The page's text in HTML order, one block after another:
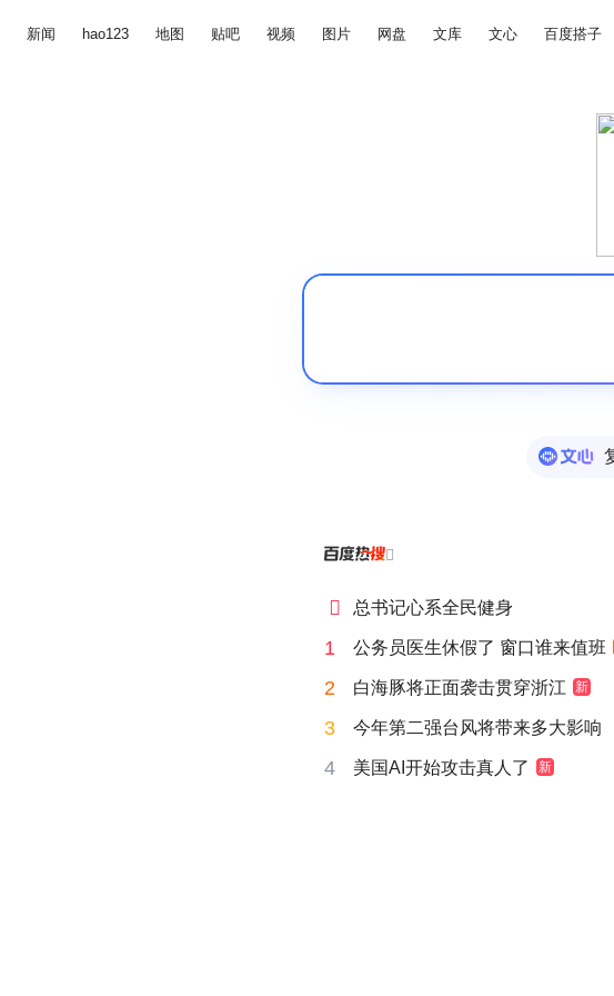
新闻 hao123 地图 贴吧 视频 图片 网盘 文库 文心 百度搭子

 总书记心系全民健身
1 公务员医生休假了 窗口谁来值班
2 白海豚将正面袭击贯穿浙江 新
3 今年第二强台风将带来多大影响
4 美国AI开始攻击真人了 新